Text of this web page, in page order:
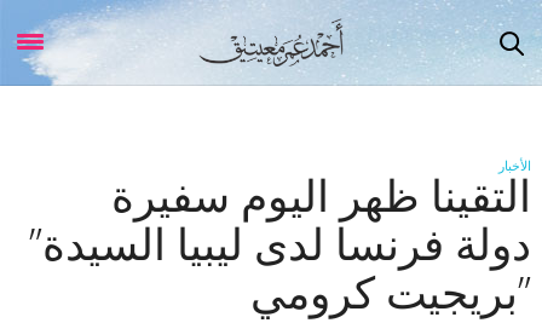
الأخبار
التقينا ظهر اليوم سفيرة
دولة فرنسا لدى ليبيا السيدة”
بريجيت كرومي”